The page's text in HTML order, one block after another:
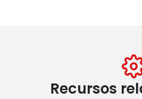
Recursos